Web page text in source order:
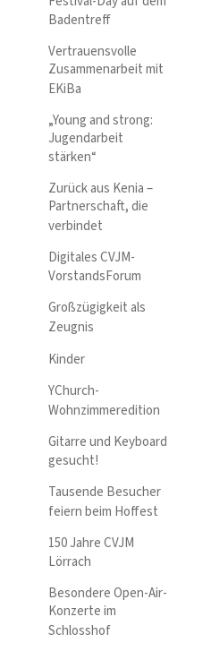
Badentreff
Vertrauensvolle
Zusammenarbeit mit
EKiBa
„Young and strong:
Jugendarbeit
stärken“
Zurück aus Kenia –
Partnerschaft, die
verbindet
Digitales CVJM-
VorstandsForum
Großzügigkeit als
Zeugnis
Kinder
YChurch-
Wohnzimmeredition
Gitarre und Keyboard
gesucht!
Tausende Besucher
feiern beim Hoffest
150 Jahre CVJM
Lörrach
Besondere Open-Air-
Konzerte im
Schlosshof